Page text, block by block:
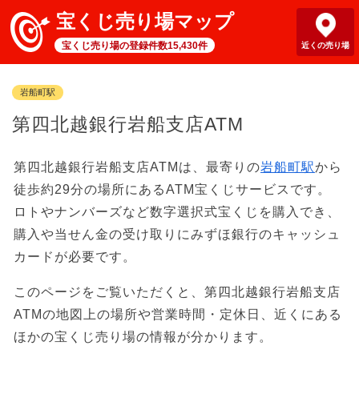
宝くじ売り場マップ
宝くじ売り場の登録件数15,430件 近くの売り場
岩船町駅
第四北越銀行岩船支店ATM
第四北越銀行岩船支店ATMは、最寄りの岩船町駅から
徒歩約29分の場所にあるATM宝くじサービスです。
ロトやナンバーズなど数字選択式宝くじを購入でき、
購入や当せん金の受け取りにみずほ銀行のキャッシュ
カードが必要です。
このページをご覧いただくと、第四北越銀行岩船支店
ATMの地図上の場所や営業時間・定休日、近くにある
ほかの宝くじ売り場の情報が分かります。